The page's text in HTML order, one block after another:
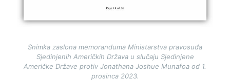
Snimka zaslona memoranduma Ministarstva pravosuđa
Sjedinjenih Američkih Država u slučaju Sjedinjene
Američke Države protiv Jonathana Joshue Munafoa od 1.
prosinca 2023.